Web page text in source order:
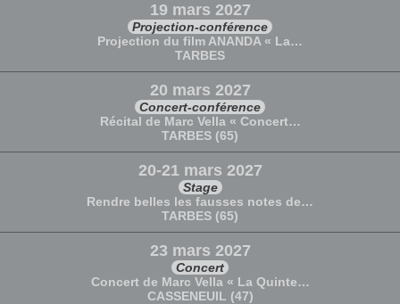
19 mars 2027
Projection-conférence
Projection du film ANANDA « La…
TARBES
20 mars 2027
Concert-conférence
Récital de Marc Vella « Concert…
TARBES (65)
20-21 mars 2027
Stage
Rendre belles les fausses notes de…
TARBES (65)
23 mars 2027
Concert
Concert de Marc Vella « La Quinte…
CASSENEUIL (47)